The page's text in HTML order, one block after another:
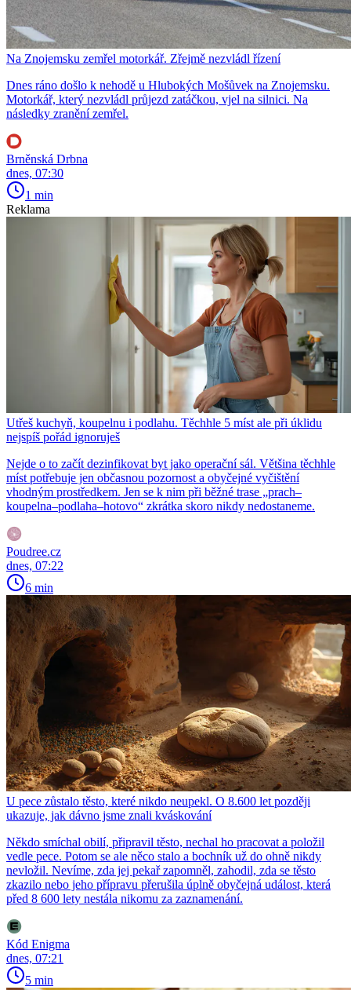
Na Znojemsku zemřel motorkář. Zřejmě nezvládl řízení
Dnes ráno došlo k nehodě u Hlubokých Mošůvek na Znojemsku.
Motorkář, který nezvládl průjezd zatáčkou, vjel na silnici. Na
následky zranění zemřel.
Brněnská Drbna
dnes, 07:30
1 min
Reklama
Utřeš kuchyň, koupelnu i podlahu. Těchhle 5 míst ale při úklidu
nejspíš pořád ignoruješ
Nejde o to začít dezinfikovat byt jako operační sál. Většina těchhle
míst potřebuje jen občasnou pozornost a obyčejné vyčištění
vhodným prostředkem. Jen se k nim při běžné trase „prach–
koupelna–podlaha–hotovo“ zkrátka skoro nikdy nedostaneme.
Poudree.cz
dnes, 07:22
6 min
U pece zůstalo těsto, které nikdo neupekl. O 8.600 let později
ukazuje, jak dávno jsme znali kváskování
Někdo smíchal obilí, připravil těsto, nechal ho pracovat a položil
vedle pece. Potom se ale něco stalo a bochník už do ohně nikdy
nevložil. Nevíme, zda jej pekař zapomněl, zahodil, zda se těsto
zkazilo nebo jeho přípravu přerušila úplně obyčejná událost, která
před 8 600 lety nestála nikomu za zaznamenání.
Kód Enigma
dnes, 07:21
5 min